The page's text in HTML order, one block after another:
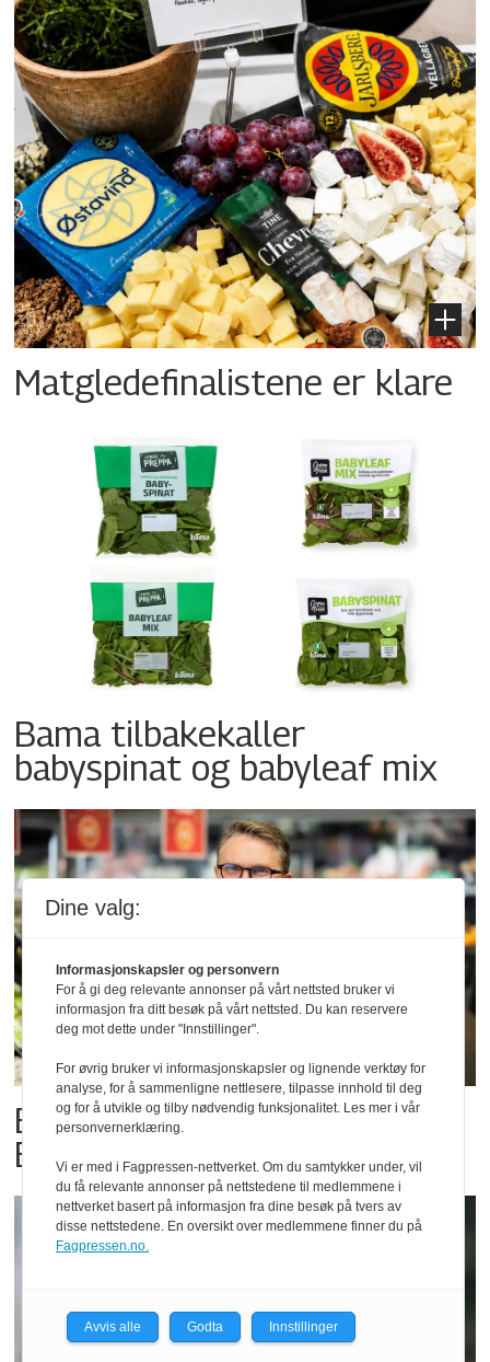
Matgledefinalistene er klare
Bama tilbakekaller
babyspinat og babyleaf mix
Billigbonanza da Norge slo
Elfenbenkysten
Dine valg:
Informasjonskapsler og personvern
For å gi deg relevante annonser på vårt nettsted bruker vi
informasjon fra ditt besøk på vårt nettsted. Du kan reservere
deg mot dette under "Innstillinger".
For øvrig bruker vi informasjonskapsler og lignende verktøy for
analyse, for å sammenligne nettlesere, tilpasse innhold til deg
og for å utvikle og tilby nødvendig funksjonalitet. Les mer i vår
personvernerklæring.
Vi er med i Fagpressen-nettverket. Om du samtykker under, vil
du få relevante annonser på nettstedene til medlemmene i
nettverket basert på informasjon fra dine besøk på tvers av
disse nettstedene. En oversikt over medlemmene finner du på
Fagpressen.no.
Avvis alle Godta Innstillinger